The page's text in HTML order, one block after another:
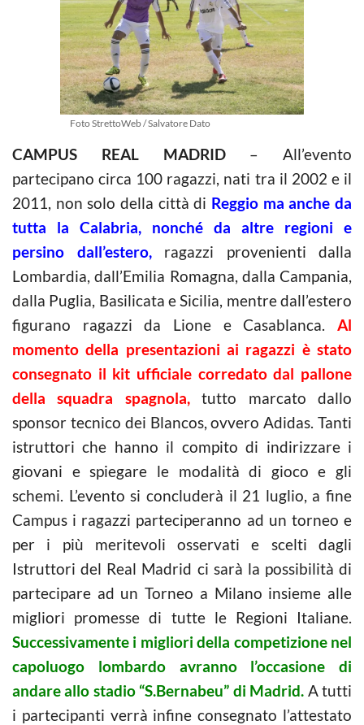
Foto StrettoWeb / Salvatore Dato
CAMPUS REAL MADRID– All’evento
partecipano circa 100 ragazzi, nati tra il 2002 e il
2011, non solo della città di Reggio ma anche da
tutta la Calabria, nonché da altre regioni e
persino dall’estero,ragazzi provenienti dalla
Lombardia, dall’Emilia Romagna, dalla Campania,
dalla Puglia, Basilicata e Sicilia, mentre dall’estero
figurano ragazzi da Lione e Casablanca. Al
momento della presentazioni ai ragazzi è stato
consegnato il kit ufficiale corredato dal pallone
della squadra spagnola,tutto marcato dallo
sponsor tecnico dei Blancos, ovvero Adidas. Tanti
istruttori che hanno il compito di indirizzare i
giovani e spiegare le modalità di gioco e gli
schemi. L’evento si concluderà il 21 luglio, a fine
Campus i ragazzi parteciperanno ad un torneo e
per i più meritevoli osservati e scelti dagli
Istruttori del Real Madrid ci sarà la possibilità di
partecipare ad un Torneo a Milano insieme alle
migliori promesse di tutte le Regioni Italiane.
Successivamente i migliori della competizione nel
capoluogo lombardo avranno l’occasione di
andare allo stadio “S.Bernabeu” di Madrid. A tutti
i partecipanti verrà infine consegnato l’attestato